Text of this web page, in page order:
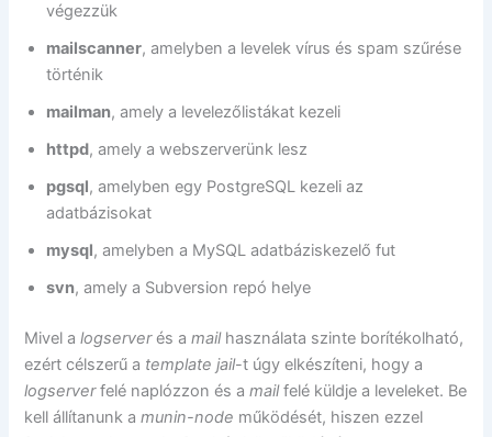
végezzük
mailscanner, amelyben a levelek vírus és spam szűrése
történik
mailman, amely a levelezőlistákat kezeli
httpd, amely a webszerverünk lesz
pgsql, amelyben egy PostgreSQL kezeli az
adatbázisokat
mysql, amelyben a MySQL adatbáziskezelő fut
svn, amely a Subversion repó helye
Mivel alogserverés amailhasználata szinte borítékolható,
ezért célszerű a template jail-t úgy elkészíteni, hogy a
logserverfelé naplózzon és amailfelé küldje a leveleket. Be
kell állítanunk amunin-node működését, hiszen ezzel